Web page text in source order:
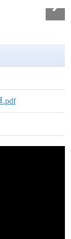
.pdf